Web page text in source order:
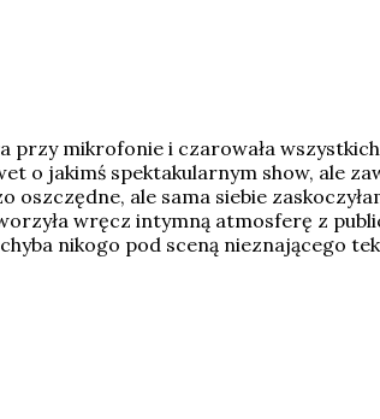
przy mikrofonie i czarowała
o jakimś spektakularnym show, ale
ale sama siebie
wręcz intymną atmosferę z
nikogo pod sceną nieznającego